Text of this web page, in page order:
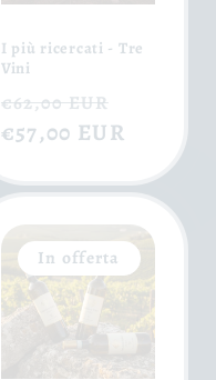
I più ricercati - Tre
Vini
Prezzo
di
€62,00 EUR
€57,00 EUR
In offerta